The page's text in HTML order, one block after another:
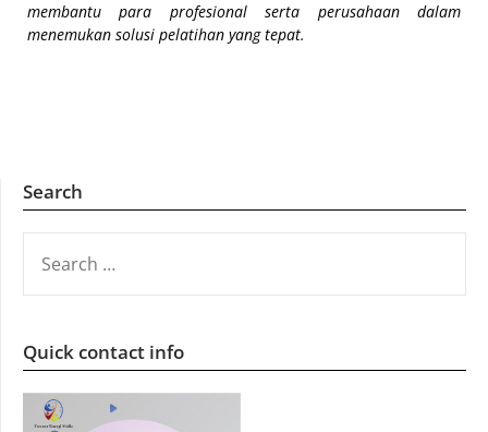
membantu para profesional serta perusahaan dalam
menemukan solusi pelatihan yang tepat.
Search
FOR:
Quick contact info